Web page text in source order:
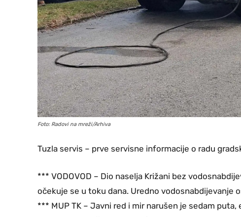
Foto: Radovi na mreži/Arhiva
Tuzla servis – prve servisne informacije o radu
*** VODOVOD – Dio naselja Križani bez
očekuje se u toku dana. Uredno vodosnabdijevanje
*** MUP TK – Javni red i mir narušen je sedam